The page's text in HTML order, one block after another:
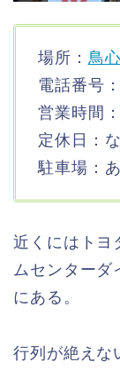
場所： 鳥
電話番号
営業時間
定休日：
駐車場：
近くにはトヨ
ムセンターダ
にある。
行列が絶えな